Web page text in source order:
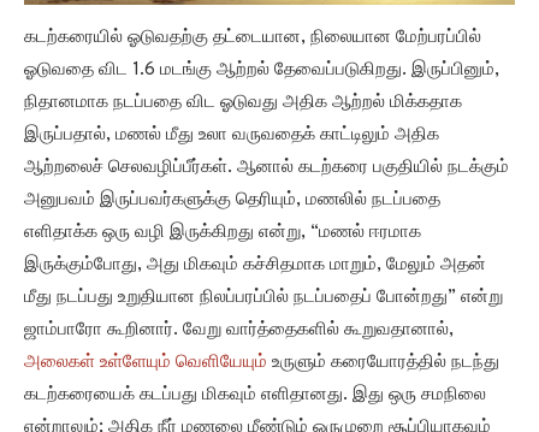
கடற்கரையில் ஓடுவதற்கு தட்டையான, நிலையான மேற்பரப்பில்
ஓடுவதை விட 1.6 மடங்கு ஆற்றல் தேவைப்படுகிறது. இருப்பினும்,
நிதானமாக நடப்பதை விட ஓடுவது அதிக ஆற்றல் மிக்கதாக
இருப்பதால், மணல் மீது உலா வருவதைக் காட்டிலும் அதிக
ஆற்றலைச் செலவழிப்பீர்கள். ஆனால் கடற்கரை பகுதியில் நடக்கும்
அனுபவம் இருப்பவர்களுக்கு தெரியும், மணலில் நடப்பதை
எளிதாக்க ஒரு வழி இருக்கிறது என்று, “மணல் ஈரமாக
இருக்கும்போது, ​​அது மிகவும் கச்சிதமாக மாறும், மேலும் அதன்
மீது நடப்பது உறுதியான நிலப்பரப்பில் நடப்பதைப் போன்றது” என்று
ஜாம்பாரோ கூறினார். வேறு வார்த்தைகளில் கூறுவதானால்,
அலைகள் உள்ளேயும் வெளியேயும் உருளும் கரையோரத்தில் நடந்து
கடற்கரையைக் கடப்பது மிகவும் எளிதானது. இது ஒரு சமநிலை